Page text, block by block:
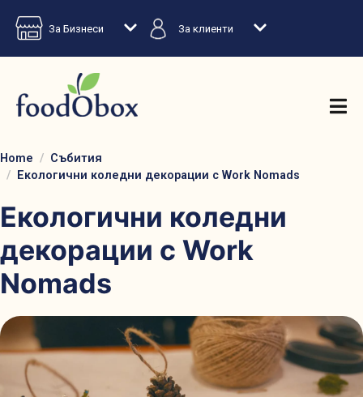
За Бизнеси За клиенти
Home
Събития
Екологични коледни декорации с Work Nomads
Екологични коледни
декорации с Work
Nomads